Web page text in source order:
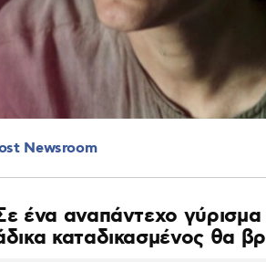
Newsroom
ένα αναπάντεχο γύρισμα
καταδικασμένος θα